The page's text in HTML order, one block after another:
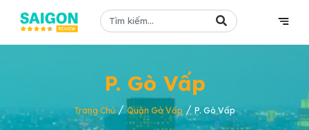
P. Gò Vấp
Trang Chủ / Quận Gò Vấp / P. Gò Vấp